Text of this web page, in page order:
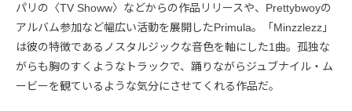
パリの〈TV Showw〉などからの作品リリースや、Prettybwoyの
アルバム参加など幅広い活動を展開したPrimula。「Minzzlezz」
は彼の特徴であるノスタルジックな音色を軸にした1曲。孤独な
がらも胸のすくようなトラックで、踊りながらジュブナイル・ム
ービーを観ているような気分にさせてくれる作品だ。